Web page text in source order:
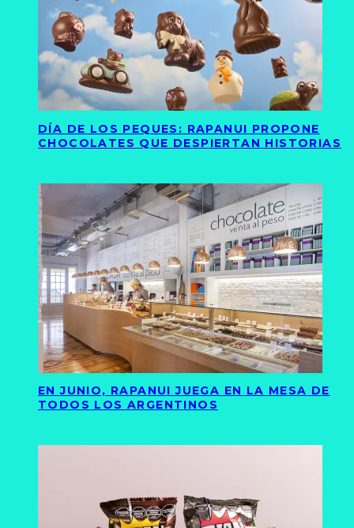
DÍA DE LOS PEQUES: RAPANUI PROPONE
CHOCOLATES QUE DESPIERTAN HISTORIAS
EN JUNIO, RAPANUI JUEGA EN LA MESA DE
TODOS LOS ARGENTINOS